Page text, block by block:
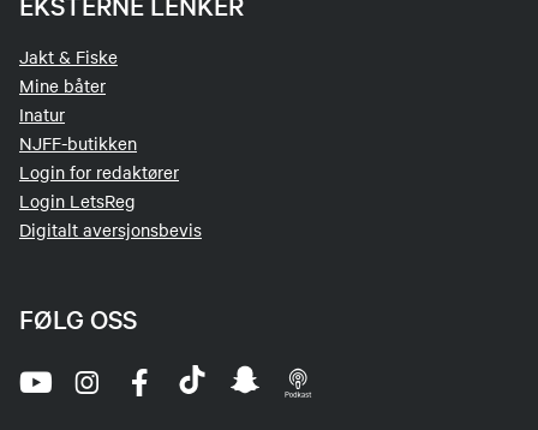
Jakt & Fiske
Mine båter
Inatur
NJFF-butikken
Login for redaktører
Login LetsReg
Digitalt aversjonsbevis
FØLG OSS